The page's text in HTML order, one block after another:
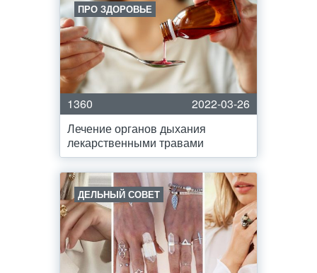
ПРО ЗДОРОВЬЕ
1360
2022-03-26
Лечение органов дыхания
лекарственными травами
ДЕЛЬНЫЙ СОВЕТ